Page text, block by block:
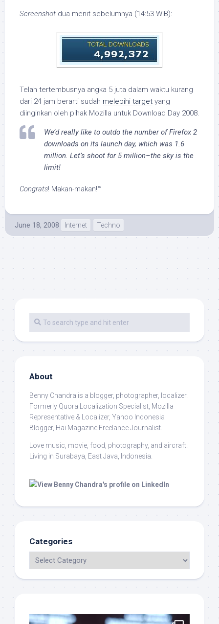
Screenshot dua menit sebelumnya (14:53 WIB):
Telah tertembusnya angka 5 juta dalam waktu kurang
dari 24 jam berarti sudah melebihi target yang
diinginkan oleh pihak Mozilla untuk Download Day 2008.
We’d really like to outdo the number of Firefox 2
downloads on its launch day, which was 1.6
million. Let’s shoot for 5 million–the sky is the
limit!
Congrats! Makan-makan!™
June 18, 2008 Internet Techno
About
Benny Chandra is a blogger, photographer, localizer.
Formerly Quora Localization Specialist, Mozilla
Representative & Localizer, Yahoo Indonesia
Blogger, Hai Magazine Freelance Journalist.
Love music, movie, food, photography, and aircraft.
Living in Surabaya, East Java, Indonesia.
Categories